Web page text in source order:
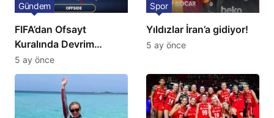
FIFA’dan Ofsayt
Kuralında Devrim
Niteliğinde Onay
Gündem
5 ay önce
Yıldızlar İran’a gidiyor!
Spor
5 ay önce